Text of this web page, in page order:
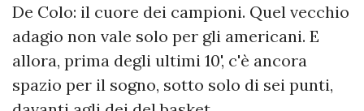
De Colo: il cuore dei campioni. Quel vecchio
adagio non vale solo per gli americani. E
allora, prima degli ultimi 10', c'è ancora
spazio per il sogno, sotto solo di sei punti,